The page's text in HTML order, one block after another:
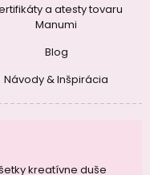
a atesty tovaru
Manumi
Blog
Návody & Inšpirácia
kreatívne duše